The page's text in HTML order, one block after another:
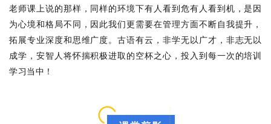
老师课上说的那样，同样的环境下有人看到危有人看到机，是因
为心境和格局不同，因此我们更需要在管理方面不断自我提升，
拓展专业深度和思维广度。古语有云，非学无以广才，非志无以
成学，安智人将怀揣积极进取的空杯之心，投入到每一次的培训
学习当中！